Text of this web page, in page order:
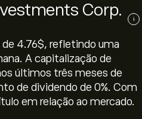
Corp.
i
4.76‎$‎, refletindo uma
A capitalização de
últimos três meses de
de dividendo de 0%. Com
em relação ao mercado.